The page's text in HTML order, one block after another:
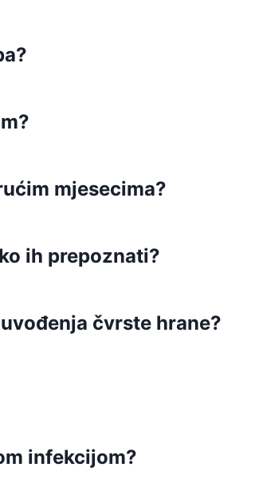
mjesecima?
ih prepoznati?
čvrste hrane?
infekcijom?